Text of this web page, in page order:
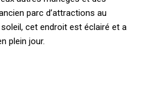
parc d’attractions au
cet endroit est éclairé et a
plein jour.